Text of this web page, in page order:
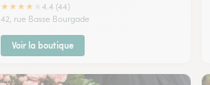
★★★★
4.4 (44)
42, rue Basse Bourgade
Voir la boutique